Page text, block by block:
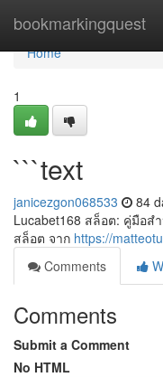
bookmarkingquest
Home
Home
1
```text
janicezgon068533 84
Lucabet168 สล็อต: คู่มือส
สล็อต จาก https://
Comments
Comments
Submit a Comment
No HTML